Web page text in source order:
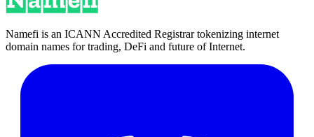
Namefi is an ICANN Accredited Registrar tokenizing internet
domain names for trading, DeFi and future of Internet.